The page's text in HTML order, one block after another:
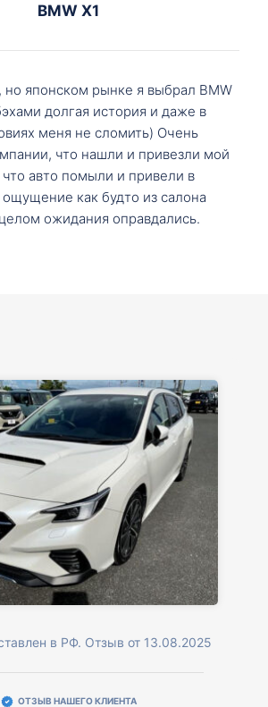
BMW X1
но японском рынке я выбрал BMW
долгая история и даже в
меня не сломить) Очень
что нашли и привезли мой
что авто помыли и привели в
как будто из салона
ожидания оправдались.
в РФ. Отзыв от 13.08.2025
ОТЗЫВ НАШЕГО КЛИЕНТА